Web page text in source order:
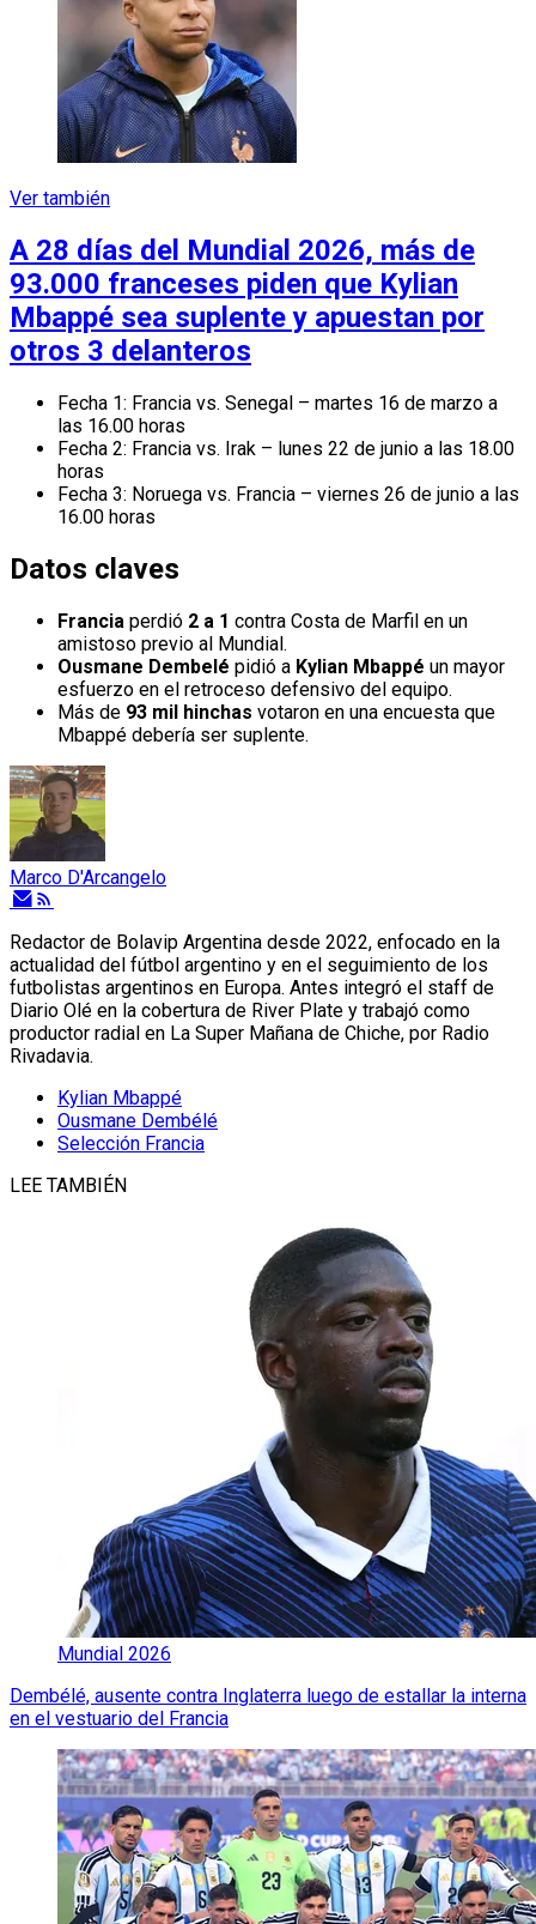
Ver también
A 28 días del Mundial 2026, más de
93.000 franceses piden que Kylian
Mbappé sea suplente y apuestan por
otros 3 delanteros
Fecha 1: Francia vs. Senegal – martes 16 de marzo a
las 16.00 horas
Fecha 2: Francia vs. Irak – lunes 22 de junio a las 18.00
horas
Fecha 3: Noruega vs. Francia – viernes 26 de junio a las
16.00 horas
Datos claves
Francia perdió 2 a 1 contra Costa de Marfil en un
amistoso previo al Mundial.
Ousmane Dembelé pidió a Kylian Mbappé un mayor
esfuerzo en el retroceso defensivo del equipo.
Más de 93 mil hinchas votaron en una encuesta que
Mbappé debería ser suplente.
Marco D'Arcangelo
Redactor de Bolavip Argentina desde 2022, enfocado en la
actualidad del fútbol argentino y en el seguimiento de los
futbolistas argentinos en Europa. Antes integró el staff de
Diario Olé en la cobertura de River Plate y trabajó como
productor radial en La Super Mañana de Chiche, por Radio
Rivadavia.
Kylian Mbappé
Ousmane Dembélé
Selección Francia
LEE TAMBIÉN
Mundial 2026
Dembélé, ausente contra Inglaterra luego de estallar la interna
en el vestuario del Francia